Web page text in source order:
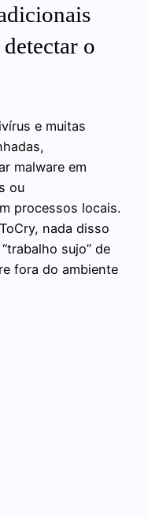
o
e muitas
malware em
ou
processos locais.
nada disso
sujo” de
fora do ambiente